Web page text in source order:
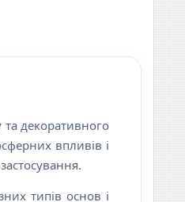
декоративного
впливів і
типів основ і